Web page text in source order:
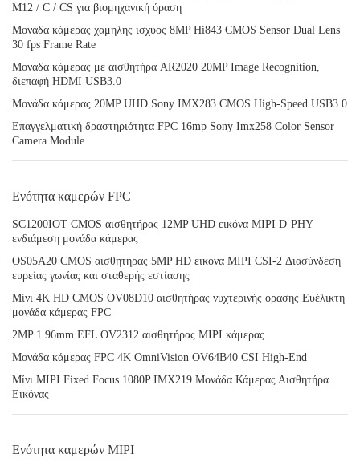
M12 / C / CS για βιομηχανική όραση
Μονάδα κάμερας χαμηλής ισχύος 8MP Hi843 CMOS Sensor Dual Lens
30 fps Frame Rate
Μονάδα κάμερας με αισθητήρα AR2020 20MP Image Recognition,
διεπαφή HDMI USB3.0
Μονάδα κάμερας 20MP UHD Sony IMX283 CMOS High-Speed USB3.0
Επαγγελματική δραστηριότητα FPC 16mp Sony Imx258 Color Sensor
Camera Module
Ενότητα καμερών FPC
SC1200IOT CMOS αισθητήρας 12MP UHD εικόνα MIPI D-PHY
ενδιάμεση μονάδα κάμερας
OS05A20 CMOS αισθητήρας 5MP HD εικόνα MIPI CSI-2 Διασύνδεση
ευρείας γωνίας και σταθερής εστίασης
Μίνι 4K HD CMOS OV08D10 αισθητήρας νυχτερινής όρασης Ευέλικτη
μονάδα κάμερας FPC
2MP 1.96mm EFL OV2312 αισθητήρας MIPI κάμερας
Μονάδα κάμερας FPC 4K OmniVision OV64B40 CSI High-End
Μίνι MIPI Fixed Focus 1080P IMX219 Μονάδα Κάμερας Αισθητήρα
Εικόνας
Ενότητα καμερών MIPI